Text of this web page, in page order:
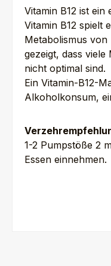
Vitamin B12 ist
Vitamin B12 spielt
Metabolismus
gezeigt, dass
nicht optimal sind.
Ein Vitamin-B12-
Alkoholkonsum,
1-2 Pumpstöße 2
Essen einnehmen.